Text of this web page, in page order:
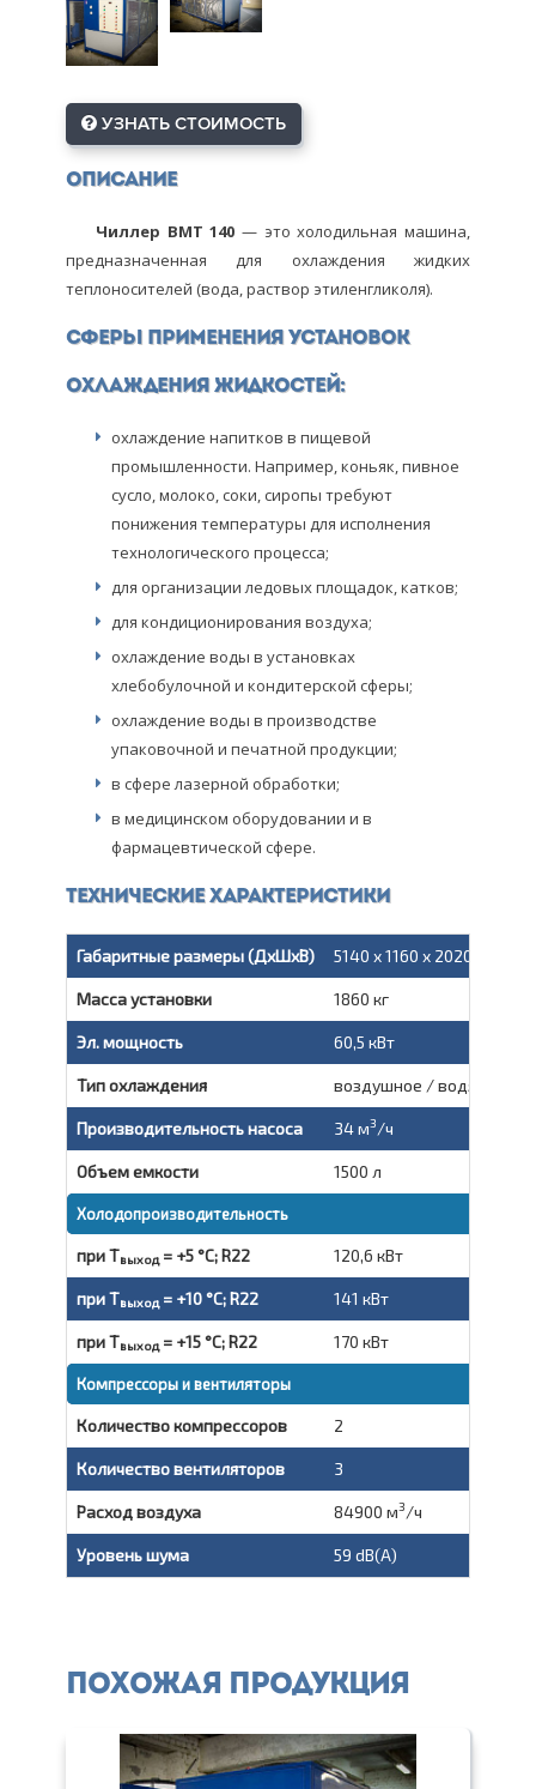
УЗНАТЬ СТОИМОСТЬ
Описание
Чиллер ВМТ 140 — это холодильная машина,
предназначенная для охлаждения жидких
теплоносителей (вода, раствор этиленгликоля).
Сферы применения установок
охлаждения жидкостей:
охлаждение напитков в пищевой
промышленности. Например, коньяк, пивное
сусло, молоко, соки, сиропы требуют
понижения температуры для исполнения
технологического процесса;
для организации ледовых площадок, катков;
для кондиционирования воздуха;
охлаждение воды в установках
хлебобулочной и кондитерской сферы;
охлаждение воды в производстве
упаковочной и печатной продукции;
в сфере лазерной обработки;
в медицинском оборудовании и в
фармацевтической сфере.
Технические характеристики
Габаритные размеры (ДxШxВ) 5140 x 1160 x 2020 мм
Масса установки 1860 кг
Эл. мощность 60,5 кВт
Тип охлаждения воздушное / водяное
Производительность насоса 34 м3/ч
Объем емкости 1500 л
Холодопроизводительность
при Твыход = +5 °C; R22 120,6 кВт
при Твыход = +10 °C; R22 141 кВт
при Твыход = +15 °C; R22 170 кВт
Компрессоры и вентиляторы
Количество компрессоров 2
Количество вентиляторов 3
Расход воздуха 84900 м3/ч
Уровень шума 59 dB(A)
Похожая продукция